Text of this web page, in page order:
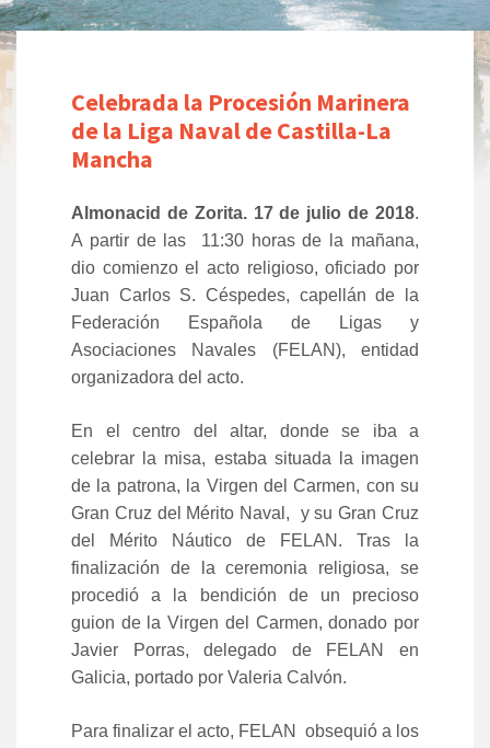
Celebrada la Procesión Marinera
de la Liga Naval de Castilla-La
Mancha
Almonacid de Zorita. 17 de julio de 2018.
A partir de las 11:30 horas de la mañana,
dio comienzo el acto religioso, oficiado por
Juan Carlos S. Céspedes, capellán de la
Federación Española de Ligas y
Asociaciones Navales (FELAN), entidad
organizadora del acto.
En el centro del altar, donde se iba a
celebrar la misa, estaba situada la imagen
de la patrona, la Virgen del Carmen, con su
Gran Cruz del Mérito Naval, y su Gran Cruz
del Mérito Náutico de FELAN. Tras la
finalización de la ceremonia religiosa, se
procedió a la bendición de un precioso
guion de la Virgen del Carmen, donado por
Javier Porras, delegado de FELAN en
Galicia, portado por Valeria Calvón.
Para finalizar el acto, FELAN obsequió a los